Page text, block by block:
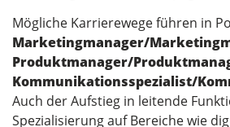
Mögliche Karrierewege führen in
Marketingmanager/
Produktmanager/
Kommunikationsspezialist/
Auch der Aufstieg in leitende
Spezialisierung auf Bereiche wie